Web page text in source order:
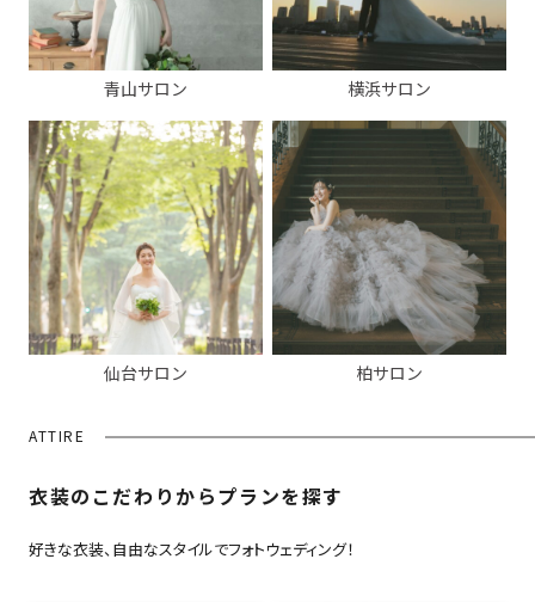
青山サロン 横浜サロン
仙台サロン 柏サロン
ATTIRE
衣装のこだわりからプランを探す
好きな衣装、自由なスタイルでフォトウェディング！